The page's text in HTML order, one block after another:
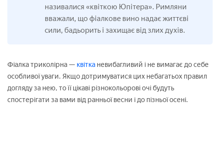
називалися «квіткою Юпітера». Римляни
вважали, що фіалкове вино надає життєві
сили, бадьорить і захищає від злих духів.
Фіалка триколірна — квітка невибагливий і не вимагає до себе
особливої уваги. Якщо дотримуватися цих небагатьох правил
догляду за нею, то її цікаві різнокольорові очі будуть
спостерігати за вами від ранньої весни і до пізньої осені.